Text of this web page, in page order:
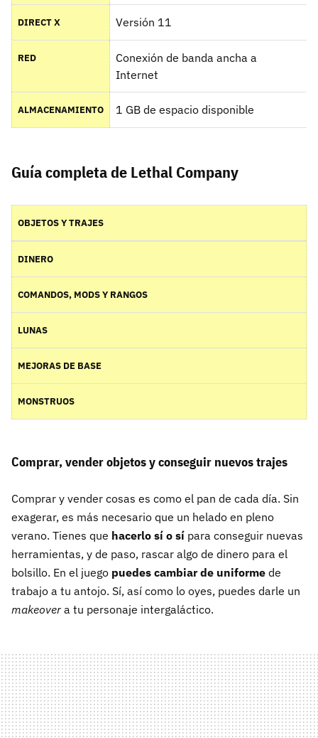
DIRECT X Versión 11
RED
Conexión de banda ancha a
Internet
ALMACENAMIENTO 1 GB de espacio disponible
Guía completa de Lethal Company
OBJETOS Y TRAJES
DINERO
COMANDOS, MODS Y RANGOS
LUNAS
MEJORAS DE BASE
MONSTRUOS
Comprar, vender objetos y conseguir nuevos trajes
Comprar y vender cosas es como el pan de cada día. Sin
exagerar, es más necesario que un helado en pleno
verano. Tienes que hacerlo sí o sí para conseguir nuevas
herramientas, y de paso, rascar algo de dinero para el
bolsillo. En el juego puedes cambiar de uniforme de
trabajo a tu antojo. Sí, así como lo oyes, puedes darle un
makeover a tu personaje intergaláctico.